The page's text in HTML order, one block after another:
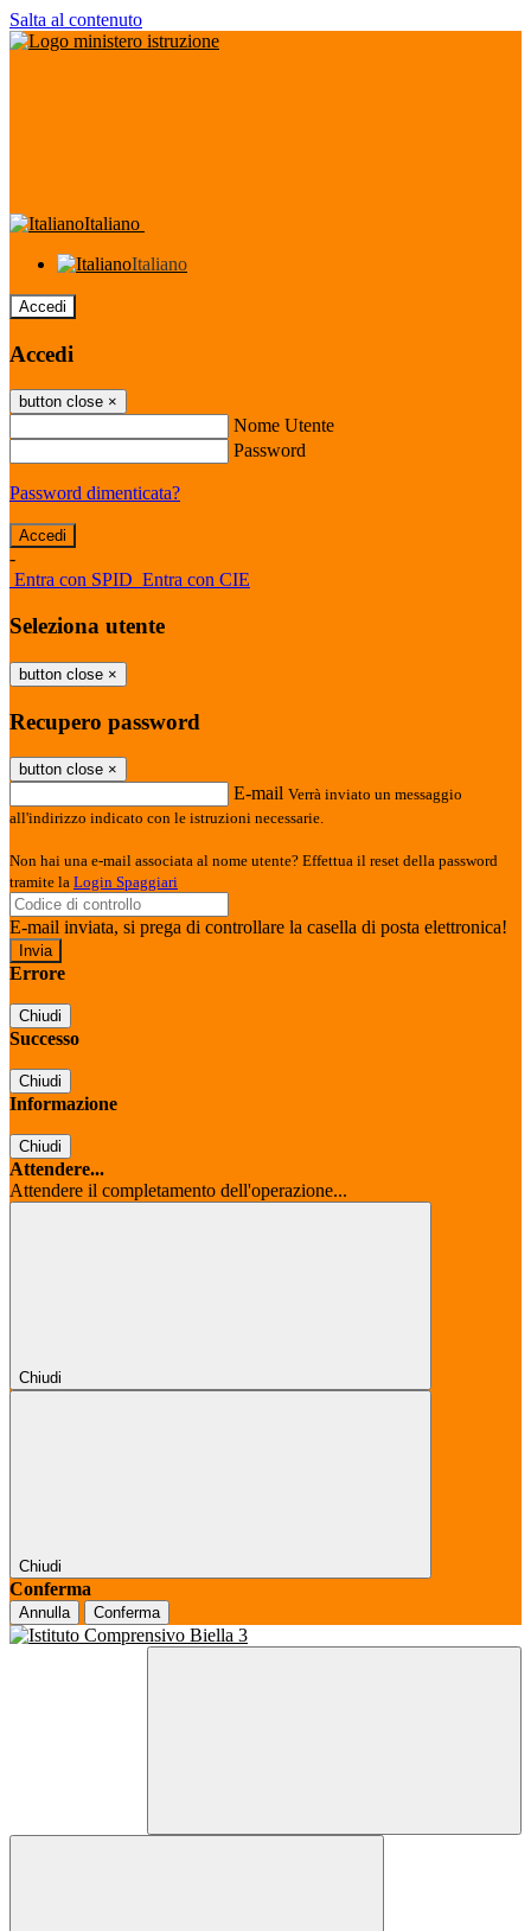
Salta al contenuto
Italiano
Italiano
Accedi
Accedi
button close ×
Nome Utente
Password
Password dimenticata?
-
Entra con SPID Entra con CIE
Seleziona utente
button close ×
Recupero password
button close ×
E-mail Verrà inviato un messaggio
all'indirizzo indicato con le istruzioni necessarie.
Non hai una e-mail associata al nome utente? Effettua il reset della password
tramite la Login Spaggiari
E-mail inviata, si prega di controllare la casella di posta elettronica!
Errore
Chiudi
Successo
Chiudi
Informazione
Chiudi
Attendere...
Attendere il completamento dell'operazione...
Chiudi
Chiudi
Conferma
Annulla Conferma